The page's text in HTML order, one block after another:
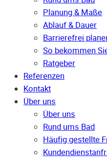
Planung & Maße
Ablauf & Dauer
Barrierefrei
So bekommen
Ratgeber
Referenzen
Kontakt
Über uns
Über uns
Rund ums Bad
Häufig gestellte